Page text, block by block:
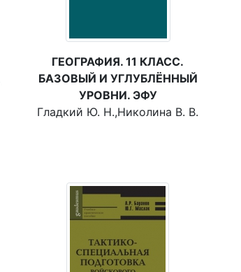
ГЕОГРАФИЯ. 11 КЛАСС.
БАЗОВЫЙ И УГЛУБЛЁННЫЙ
УРОВНИ. ЭФУ
Гладкий Ю. Н.,Николина В. В.